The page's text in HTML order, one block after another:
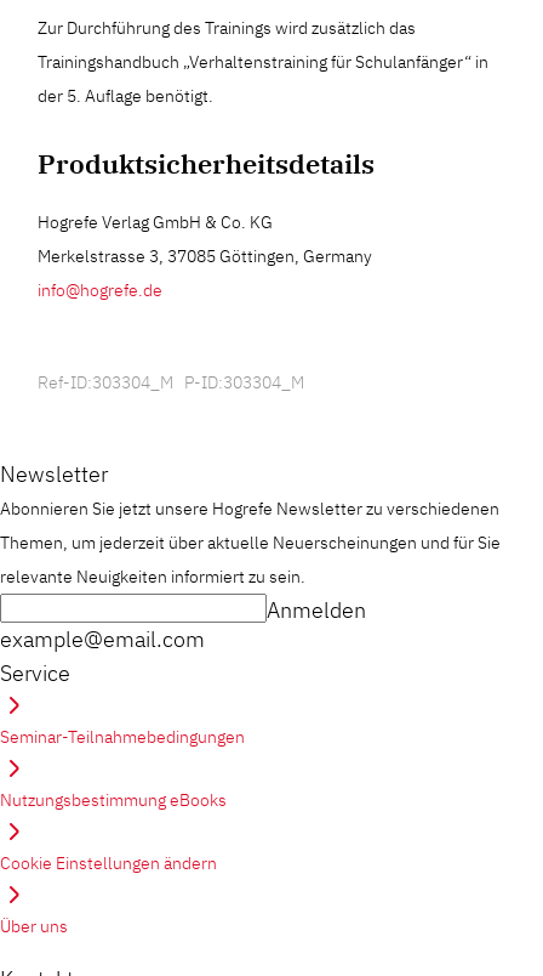
Zur Durchführung des Trainings wird zusätzlich das
Trainingshandbuch „Verhaltenstraining für Schulanfänger“ in
der 5. Auflage benötigt.
Produktsicherheitsdetails
Hogrefe Verlag GmbH & Co. KG
Merkelstrasse 3, 37085 Göttingen, Germany
info@hogrefe.de
Ref-ID:303304_M P-ID:303304_M
Newsletter
Abonnieren Sie jetzt unsere Hogrefe Newsletter zu verschiedenen
Themen, um jederzeit über aktuelle Neuerscheinungen und für Sie
relevante Neuigkeiten informiert zu sein.
example@email.com
Anmelden
Service
Seminar-Teilnahmebedingungen
Nutzungsbestimmung eBooks
Cookie Einstellungen ändern
Über uns